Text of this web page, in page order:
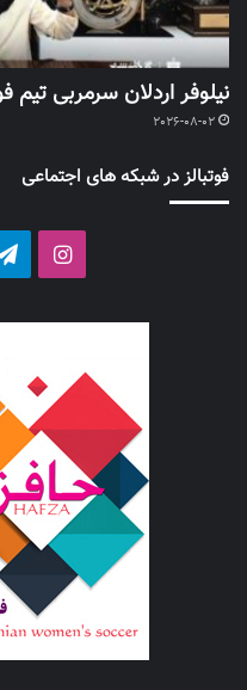
نیلوفر اردلان سرمربی
2026-08-02
فوتبالز در شبکه های اجتماعی